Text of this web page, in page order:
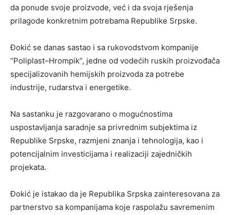
da ponude svoje proizvode, već i da svoja rješenja
prilagode konkretnim potrebama Republike Srpske.
Đokić se danas sastao i sa rukovodstvom kompanije
“Poliplast–Hrompik”, jedne od vodećih ruskih proizvođača
specijalizovanih hemijskih proizvoda za potrebe
industrije, rudarstva i energetike.
Na sastanku je razgovarano o mogućnostima
uspostavljanja saradnje sa privrednim subjektima iz
Republike Srpske, razmjeni znanja i tehnologija, kao i
potencijalnim investicijama i realizaciji zajedničkih
projekata.
Đokić je istakao da je Republika Srpska zainteresovana za
partnerstvo sa kompanijama koje raspolažu savremenim